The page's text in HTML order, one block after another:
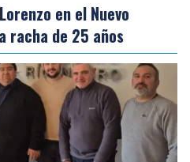
en el Nuevo
racha de 25 años